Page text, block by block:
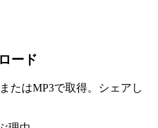
ード
たはMP3で取得。シェアし